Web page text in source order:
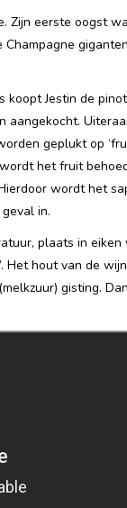
Zijn eerste oogst
Jestin de
aangekocht.
geplukt op
het fruit
wordt het
in.
plaats in
Het hout van de
gisting.